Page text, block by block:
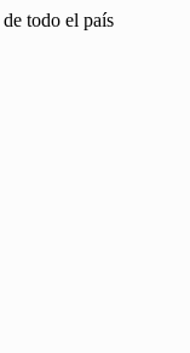
todo el país